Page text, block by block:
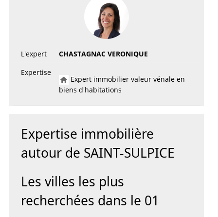
L'expert
CHASTAGNAC VERONIQUE
Expertise
Expert immobilier valeur vénale en
biens d'habitations
Expertise immobilière
autour de SAINT-SULPICE
Les villes les plus
recherchées dans le 01